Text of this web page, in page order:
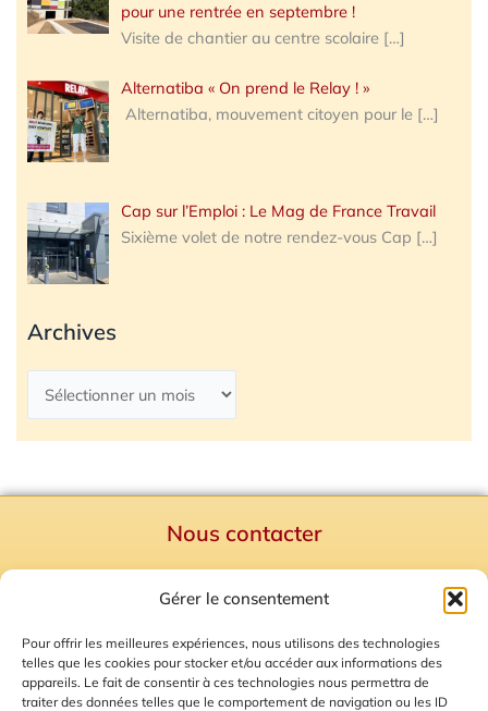
Gérer le consentement
Pour offrir les meilleures expériences, nous utilisons des technologies
telles que les cookies pour stocker et/ou accéder aux informations des
appareils. Le fait de consentir à ces technologies nous permettra de
traiter des données telles que le comportement de navigation ou les ID
pour une rentrée en septembre !
Visite de chantier au centre scolaire […]
Alternatiba « On prend le Relay ! »
Alternatiba, mouvement citoyen pour le […]
Cap sur l’Emploi : Le Mag de France Travail
Sixième volet de notre rendez-vous Cap […]
Archives
Nous contacter
Mentions Légales
Plan du site
Gestion des Cookies